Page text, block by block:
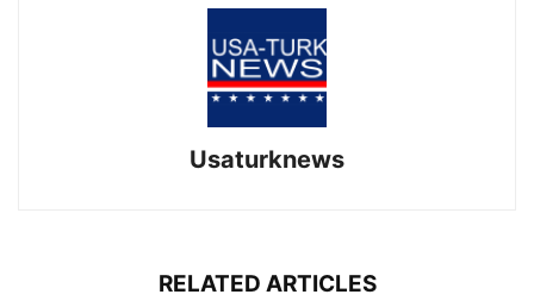
Usaturknews
RELATED ARTICLES